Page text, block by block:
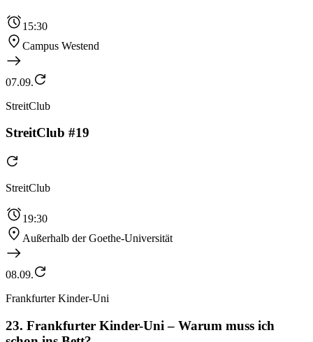
15:30
Campus Westend
07.09.
StreitClub
StreitClub #19
StreitClub
19:30
Außerhalb der Goethe-Universität
08.09.
Frankfurter Kinder-Uni
23. Frankfurter Kinder-Uni – Warum muss ich